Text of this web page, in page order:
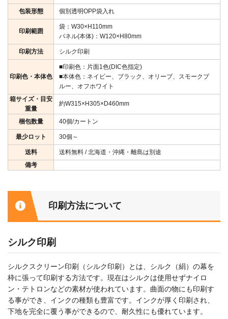
包装形態 個別透明OPP袋入れ
印刷範囲
袋：W30×H110mm
パネル(本体)：W120×H80mm
印刷方法 シルク印刷
印刷色・本体色
■印刷色：片面1色(DIC色指定)
■本体色：ネイビー、ブラック、オリーブ、スモークブ
ルー、オフホワイト
箱サイズ・目安
重量
約W315×H305×D460mm
梱包数量 40個/カートン
最少ロット 30個～
送料
送料無料 / 北海道・沖縄・離島は別途
備考
印刷方法について
シルク印刷
シルクスクリーン印刷（シルク印刷）とは、シルク（絹）の幕を
枠に張って印刷する方法です。現在はシルクは使用せずナイロ
ン・テトロンなどの素材が使われています。曲面の物にも印刷す
る事ができ、インクの種類も豊富です。インクが厚く印刷され、
下地を完全に覆う事ができるので、耐久性にも優れています。